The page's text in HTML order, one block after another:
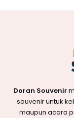
Doran Souvenir
souvenir untuk
maupun acara